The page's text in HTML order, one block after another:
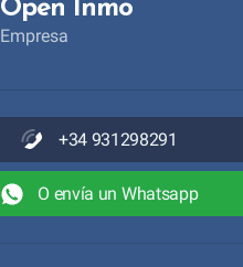
Open Inmo
Empresa
+34 931298291
O envía un Whatsapp